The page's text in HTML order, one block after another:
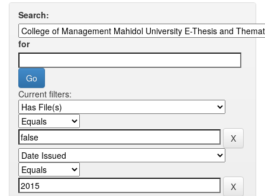
Search:
for
Current filters: